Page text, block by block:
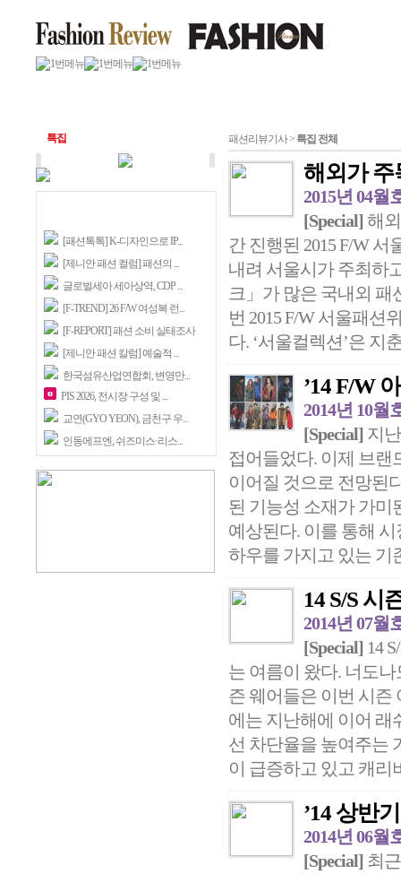
특집
[패션톡톡] K-디자인으로 IP...
[제니안 패션 컬럼] 패션의 ...
글로벌세아 세아상역, CDP ...
[F-TREND] 26 F/W 여성복 런...
[F-REPORT] 패션 소비 실태조사
[제니안 패션 칼럼] 예술적 ...
한국섬유산업연합회, 변영만...
PIS 2026, 전시장 구성 및 ...
교연(GYO YEON), 금천구 우...
인동에프엔, 쉬즈미스·리스...
패션리뷰기사 > 특집 전체
해외가 주
2015년 04월
[Special]해
간 진행된 2015 F/W
내려 서울시가 주최하
크」가 많은 국내외
번 2015 F/W 서울패션
다. ‘서울컬렉션’은 지
’14 F/W
2014년 10월
[Special] 지
접어들었다. 이제 브랜
이어질 것으로 전망된
된 기능성 소재가 가미
예상된다. 이를 통해
하우를 가지고 있는 기
14 S/S 시
2014년 07월
[Special] 14
는 여름이 왔다. 너도
즌 웨어들은 이번 시즌
에는 지난해에 이어 래
선 차단율을 높여주는
이 급증하고 있고 캐리
’14 상반
2014년 06월
[Special] 최